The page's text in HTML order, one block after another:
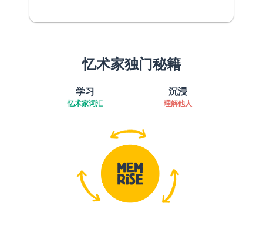
忆术家独门秘籍
学习
忆术家词汇
沉浸
理解他人